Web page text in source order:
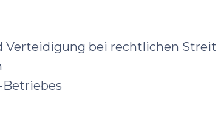
Verteidigung bei rechtlichen
Betriebes